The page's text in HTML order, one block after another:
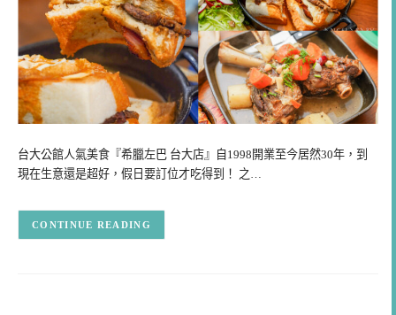
台大公館人氣美食『希臘左巴 台大店』自1998開業至今居然30年，到
現在生意還是超好，假日要訂位才吃得到！ 之…
CONTINUE READING